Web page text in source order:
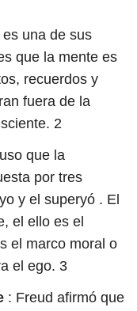
es una de sus
que la mente es
recuerdos y
fuera de la
2
que la
por tres
y el superyó . El
el ello es el
el marco moral o
el ego. 3
: Freud afirmó que